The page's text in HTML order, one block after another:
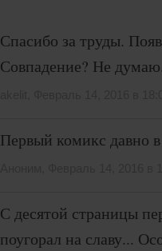
Спасибо за труды.
Совпадение? Не
Первый комикс давно
С десятой страницы
поугорал на славу...